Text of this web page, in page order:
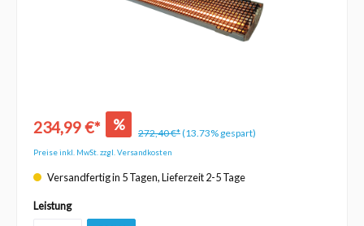
234,99 €* % 272,40 €*(13.73% gespart)
Preise inkl. MwSt. zzgl. Versandkosten
Versandfertig in 5 Tagen, Lieferzeit 2-5 Tage
Leistung